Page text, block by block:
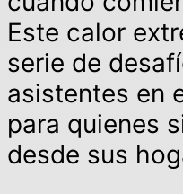
Este calor
serie de
asistentes en
para quienes
desde sus